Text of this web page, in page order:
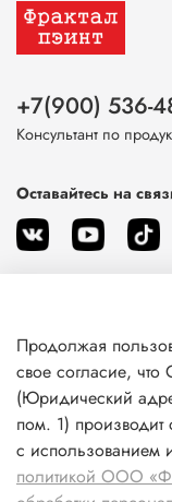
О магазине
Клиентам
Информация
+7(900) 536-
Консультант по
Оставайтесь на
Продолжая
свое согласие,
(Юридический
пом. 1)
с использованием
политикой ООО